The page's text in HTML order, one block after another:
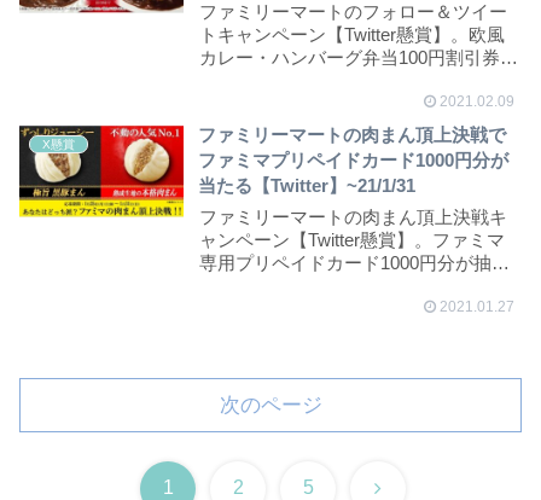
ファミリーマートのフォロー＆ツイー
トキャンペーン【Twitter懸賞】。欧風
カレー・ハンバーグ弁当100円割引券が
2021.02.09
X懸賞
ファミリーマートの肉まん頂上決戦で
ファミマプリペイドカード1000円分が
当たる【Twitter】~21/1/31
ファミリーマートの肉まん頂上決戦キ
ャンペーン【Twitter懸賞】。ファミマ
専用プリペイドカード1000円分が抽選
2021.01.27
次のページ
1 2 5 次